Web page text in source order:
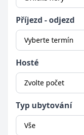
Příjezd - odjezd
Vyberte termín
Hosté
Zvolte počet
Typ ubytování
Vše